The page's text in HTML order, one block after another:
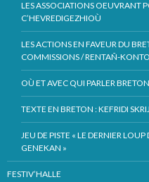
LES ASSOCIATIONS OEUVRANT
C’HEVREDIGEZHIOÙ
LES ACTIONS EN FAVEUR DU
COMMISSIONS / RENTAÑ-
OÙ ET AVEC QUI PARLER
TEXTE EN BRETON : KEFRIDI
JEU DE PISTE « LE DERNIER
GENEKAN »
FESTIV’HALLE